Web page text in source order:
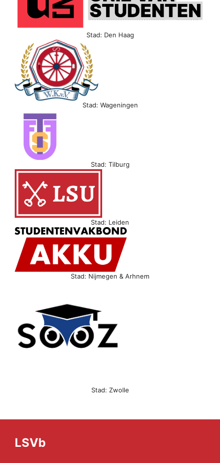
Stad: Den Haag
Stad: Wageningen
Stad: Tilburg
Stad: Leiden
Stad: Nijmegen & Arhnem
Stad: Zwolle
LSVb